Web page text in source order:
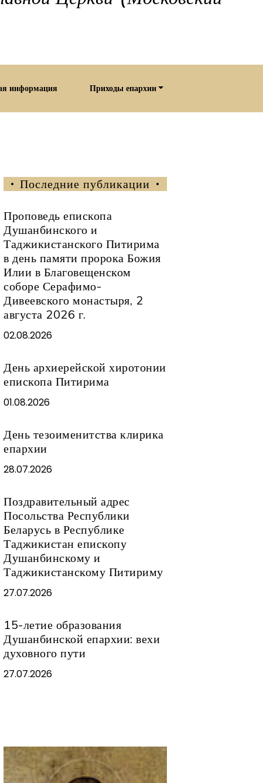
информация Приходы епархии
Последние публикации
Проповедь епископа
Душанбинского и
Таджикистанского Питирима
в день памяти пророка Божия
Илии в Благовещенском
соборе Серафимо-
Дивеевского монастыря, 2
августа 2026 г.
02.08.2026
День архиерейской хиротонии
епископа Питирима
01.08.2026
День тезоименитства клирика
епархии
28.07.2026
Поздравительный адрес
Посольства Республики
Беларусь в Республике
Таджикистан епископу
Душанбинскому и
Таджикистанскому Питириму
27.07.2026
15-летие образования
Душанбинской епархии: вехи
духовного пути
27.07.2026